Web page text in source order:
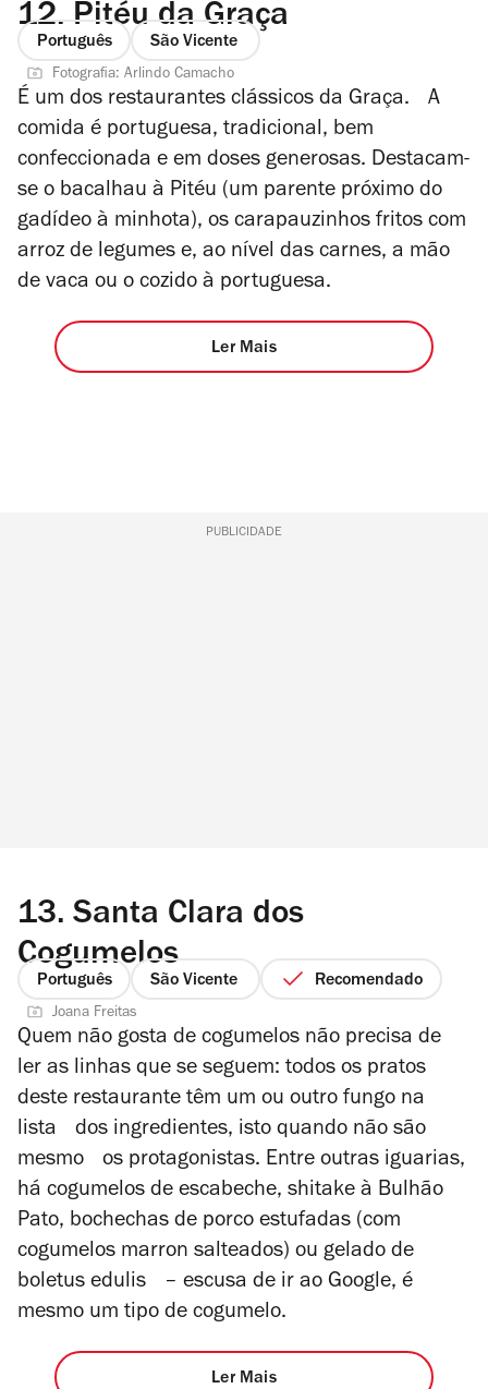
12. Pitéu da Graça
Português São Vicente
Fotografia: Arlindo Camacho
É um dos restaurantes clássicos da Graça. A
comida é portuguesa, tradicional, bem
confeccionada e em doses generosas. Destacam-
se o bacalhau à Pitéu (um parente próximo do
gadídeo à minhota), os carapauzinhos fritos com
arroz de legumes e, ao nível das carnes, a mão
de vaca ou o cozido à portuguesa.
Ler Mais
PUBLICIDADE
13. Santa Clara dos
Cogumelos
Português São Vicente Recomendado
Joana Freitas
Quem não gosta de cogumelos não precisa de
ler as linhas que se seguem: todos os pratos
deste restaurante têm um ou outro fungo na
lista dos ingredientes, isto quando não são
mesmo os protagonistas. Entre outras iguarias,
há cogumelos de escabeche, shitake à Bulhão
Pato, bochechas de porco estufadas (com
cogumelos marron salteados) ou gelado de
boletus edulis – escusa de ir ao Google, é
mesmo um tipo de cogumelo.
Ler Mais